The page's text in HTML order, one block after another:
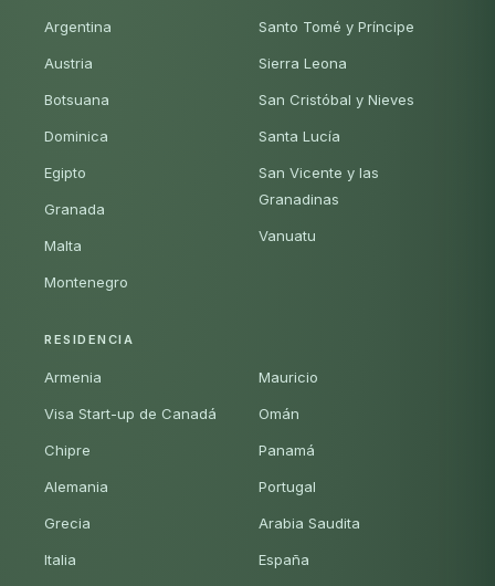
Argentina
Austria
Botsuana
Dominica
Egipto
Granada
Malta
Montenegro
Santo Tomé y Príncipe
Sierra Leona
San Cristóbal y Nieves
Santa Lucía
San Vicente y las
Granadinas
Vanuatu
RESIDENCIA
Armenia
Visa Start-up de Canadá
Chipre
Alemania
Grecia
Italia
Mauricio
Omán
Panamá
Portugal
Arabia Saudita
España